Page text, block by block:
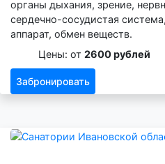
органы дыхания, зрение,
сердечно-сосудистая
аппарат, обмен веществ.
Цены: от 2600 рублей
Забронировать